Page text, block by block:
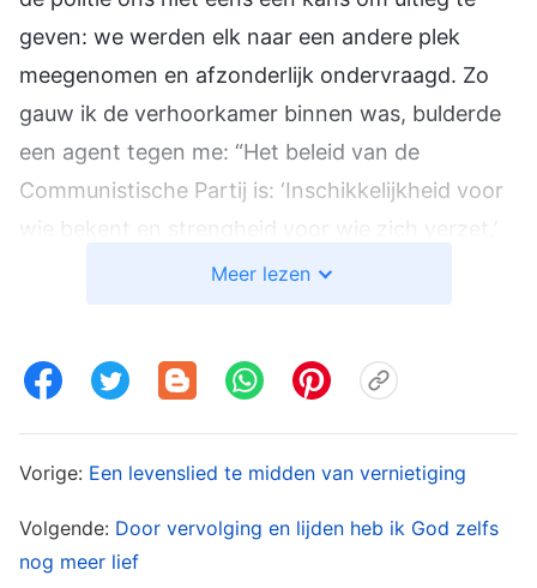
geven: we werden elk naar een andere plek
meegenomen en afzonderlijk ondervraagd. Zo
gauw ik de verhoorkamer binnen was, bulderde
een agent tegen me: “Het beleid van de
Communistische Partij is: ‘Inschikkelijkheid voor
wie bekent en strengheid voor wie zich verzet.’
Weet je dat?” Vervolgens vroeg hij naar mijn
naast me staan die bromde: “Bah. Je speelt niet
bakstenen, dan kunnen we hem straffen!” Zodra
hij dit gezegd had, kwamen er twee agenten aan
Meer lezen
Vorige: Een levenslied te midden van vernietiging
Volgende: Door vervolging en lijden heb ik God zelfs
nog meer lief